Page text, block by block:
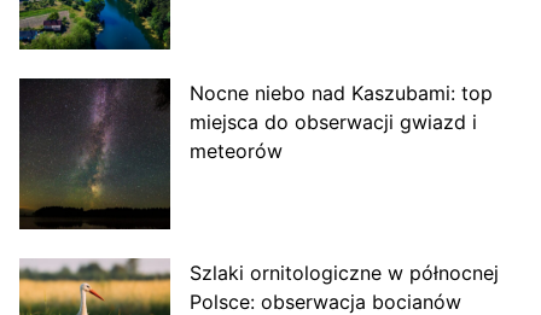
Nocne niebo nad Kaszubami: top
miejsca do obserwacji gwiazd i
meteorów
Szlaki ornitologiczne w północnej
Polsce: obserwacja bocianów